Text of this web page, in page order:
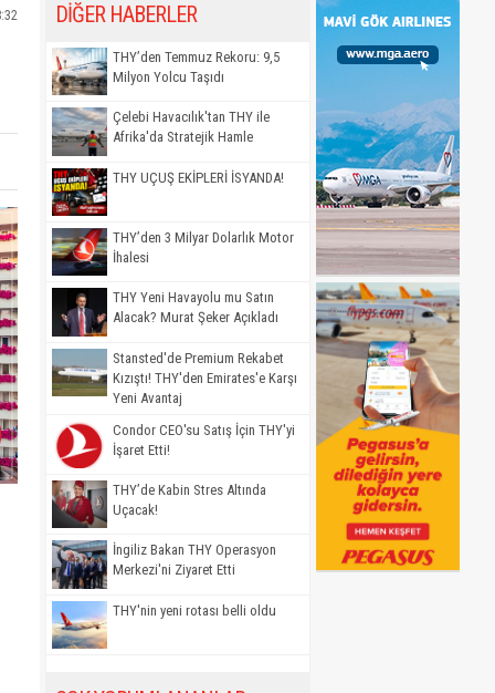
DİĞER HABERLER
THY’den Temmuz Rekoru: 9,5
Milyon Yolcu Taşıdı
Çelebi Havacılık'tan THY ile
Afrika'da Stratejik Hamle
THY UÇUŞ EKİPLERİ İSYANDA!
THY’den 3 Milyar Dolarlık Motor
İhalesi
THY Yeni Havayolu mu Satın
Alacak? Murat Şeker Açıkladı
Stansted'de Premium Rekabet
Kızıştı! THY'den Emirates'e Karşı
Yeni Avantaj
Condor CEO'su Satış İçin THY'yi
İşaret Etti!
THY’de Kabin Stres Altında
Uçacak!
İngiliz Bakan THY Operasyon
Merkezi'ni Ziyaret Etti
THY'nin yeni rotası belli oldu